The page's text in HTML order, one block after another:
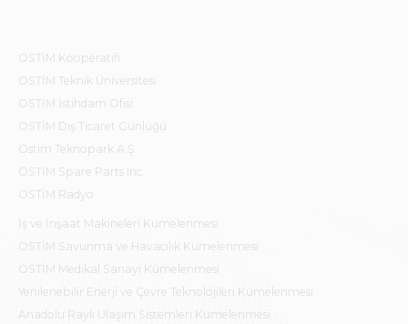
OSTİM Kooperatifi
OSTİM Teknik Üniversitesi
OSTİM İstihdam Ofisi
OSTİM Dış Ticaret Günlüğü
Ostim Teknopark A.Ş.
OSTİM Spare Parts Inc.
OSTİM Radyo
İş ve İnşaat Makineleri Kümelenmesi
OSTİM Savunma ve Havacılık Kümelenmesi
OSTİM Medikal Sanayi Kümelenmesi
Yenilenebilir Enerji ve Çevre Teknolojileri Kümelenmesi
Anadolu Raylı Ulaşım Sistemleri Kümelenmesi